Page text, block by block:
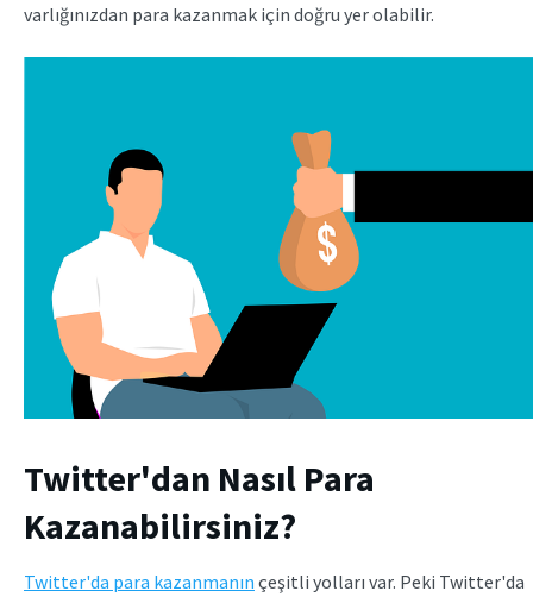
varlığınızdan para kazanmak için doğru yer olabilir.
Twitter'dan Nasıl Para
Kazanabilirsiniz?
Twitter'da para kazanmanın çeşitli yolları var. Peki Twitter'da